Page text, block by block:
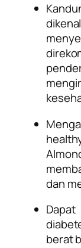
dan
berat